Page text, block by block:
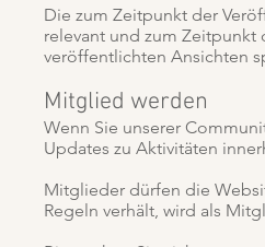
Die zum Zeitpunkt der
relevant und zum
veröffentlichten Ansichten
Mitglied werden
Wenn Sie unserer
Updates zu Aktivitäten
Mitglieder dürfen die
Regeln verhält, wird als